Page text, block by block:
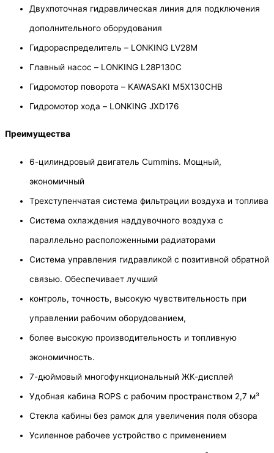
Двухпоточная гидравлическая линия для подключения
дополнительного оборудования
Гидрораспределитель – LONKING LV28M
Главный насос – LONKING L28P130C
Гидромотор поворота – KAWASAKI M5X130CHB
Гидромотор хода – LONKING JXD176
Преимущества
6-цилиндровый двигатель Cummins. Мощный,
экономичный
Трехступенчатая система фильтрации воздуха и топлива
Система охлаждения наддувочного воздуха с
параллельно расположенными радиаторами
Система управления гидравликой с позитивной обратной
связью. Обеспечивает лучший
контроль, точность, высокую чувствительность при
управлении рабочим оборудованием,
более высокую производительность и топливную
экономичность.
7-дюймовый многофункциональный ЖК-дисплей
Удобная кабина ROPS с рабочим пространством 2,7 м³
Стекла кабины без рамок для увеличения поля обзора
Усиленное рабочее устройство с применением